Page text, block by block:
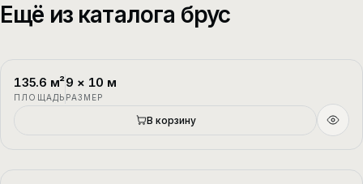
Ещё из каталога брус
П-1
135.6 м²
ПЛОЩАДЬ
9 × 10 м
РАЗМЕР
В корзину